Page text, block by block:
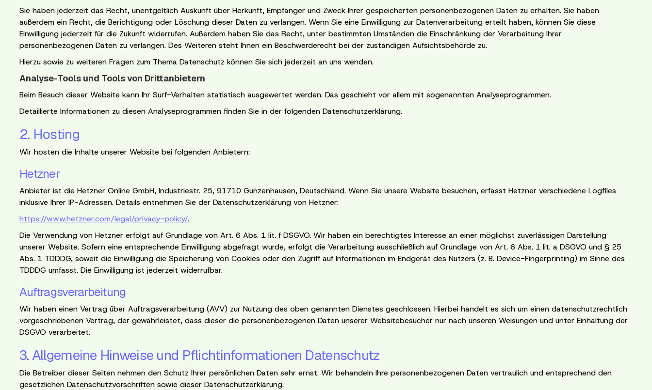
Sie haben jederzeit das Recht, unentgeltlich Auskunft über Herkunft, Empfänger und Zweck Ihrer gespeicherten personenbezogenen Daten zu erhalten. Sie haben
außerdem ein Recht, die Berichtigung oder Löschung dieser Daten zu verlangen. Wenn Sie eine Einwilligung zur Datenverarbeitung erteilt haben, können Sie diese
Einwilligung jederzeit für die Zukunft widerrufen. Außerdem haben Sie das Recht, unter bestimmten Umständen die Einschränkung der Verarbeitung Ihrer
personenbezogenen Daten zu verlangen. Des Weiteren steht Ihnen ein Beschwerderecht bei der zuständigen Aufsichtsbehörde zu.
Hierzu sowie zu weiteren Fragen zum Thema Datenschutz können Sie sich jederzeit an uns wenden.
Analyse-Tools und Tools von Drittanbietern
Beim Besuch dieser Website kann Ihr Surf-Verhalten statistisch ausgewertet werden. Das geschieht vor allem mit sogenannten Analyseprogrammen.
Detaillierte Informationen zu diesen Analyseprogrammen finden Sie in der folgenden Datenschutzerklärung.
2. Hosting
Wir hosten die Inhalte unserer Website bei folgenden Anbietern:
Hetzner
Anbieter ist die Hetzner Online GmbH, Industriestr. 25, 91710 Gunzenhausen, Deutschland. Wenn Sie unsere Website besuchen, erfasst Hetzner verschiedene Logfiles
inklusive Ihrer IP-Adressen. Details entnehmen Sie der Datenschutzerklärung von Hetzner:
https://www.hetzner.com/legal/privacy-policy/.
Die Verwendung von Hetzner erfolgt auf Grundlage von Art. 6 Abs. 1 lit. f DSGVO. Wir haben ein berechtigtes Interesse an einer möglichst zuverlässigen Darstellung
unserer Website. Sofern eine entsprechende Einwilligung abgefragt wurde, erfolgt die Verarbeitung ausschließlich auf Grundlage von Art. 6 Abs. 1 lit. a DSGVO und § 25
Abs. 1 TDDDG, soweit die Einwilligung die Speicherung von Cookies oder den Zugriff auf Informationen im Endgerät des Nutzers (z. B. Device-Fingerprinting) im Sinne des
TDDDG umfasst. Die Einwilligung ist jederzeit widerrufbar.
Auftragsverarbeitung
Wir haben einen Vertrag über Auftragsverarbeitung (AVV) zur Nutzung des oben genannten Dienstes geschlossen. Hierbei handelt es sich um einen datenschutzrechtlich
vorgeschriebenen Vertrag, der gewährleistet, dass dieser die personenbezogenen Daten unserer Websitebesucher nur nach unseren Weisungen und unter Einhaltung der
DSGVO verarbeitet.
3. Allgemeine Hinweise und Pflichtinformationen Datenschutz
Die Betreiber dieser Seiten nehmen den Schutz Ihrer persönlichen Daten sehr ernst. Wir behandeln Ihre personenbezogenen Daten vertraulich und entsprechend den
gesetzlichen Datenschutzvorschriften sowie dieser Datenschutzerklärung.